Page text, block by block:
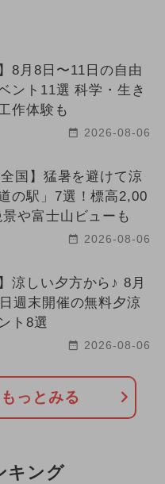
8月8日〜11日の自由
ント11選 科学・生き
作体験も
2026-08-06
全国】猛暑を避けて涼
の駅」7選！標高2,00
や富士山ビューも
2026-08-06
涼しい夕方から♪ 8月
週末開催の無料夕涼
ト8選
2026-08-06
っとみる
キング